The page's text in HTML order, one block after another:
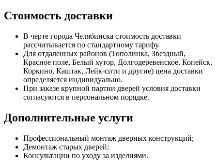
Стоимость доставки
В черте города Челябинска стоимость доставки
рассчитывается по стандартному тарифу.
Для отдаленных районов (Тополинка, Звездный,
Красное поле, Белый хутор, Долгодеревенское, Копейск,
Коркино, Каштак, Лейк-сити и другие) цена доставки
определяется индивидуально.
При заказе крупной партии дверей условия доставки
согласуются в персональном порядке.
Дополнительные услуги
Профессиональный монтаж дверных конструкций;
Демонтаж старых дверей;
Консультации по уходу за изделиями.